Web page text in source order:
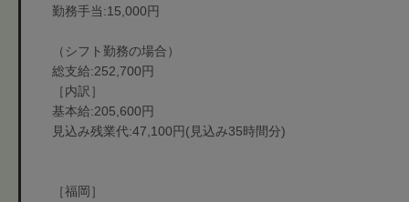
勤務手当:15,000円
（シフト勤務の場合）
総支給:252,700円
［内訳］
基本給:205,600円
見込み残業代:47,100円(見込み35時間分)
［福岡］